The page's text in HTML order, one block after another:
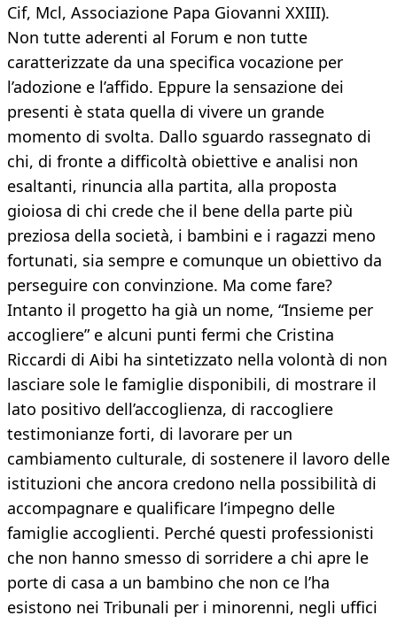
Cif, Mcl, Associazione Papa Giovanni XXIII).
Non tutte aderenti al Forum e non tutte
caratterizzate da una specifica vocazione per
l’adozione e l’affido. Eppure la sensazione dei
presenti è stata quella di vivere un grande
momento di svolta. Dallo sguardo rassegnato di
chi, di fronte a difficoltà obiettive e analisi non
esaltanti, rinuncia alla partita, alla proposta
gioiosa di chi crede che il bene della parte più
preziosa della società, i bambini e i ragazzi meno
fortunati, sia sempre e comunque un obiettivo da
perseguire con convinzione. Ma come fare?
Intanto il progetto ha già un nome, “Insieme per
accogliere” e alcuni punti fermi che Cristina
Riccardi di Aibi ha sintetizzato nella volontà di non
lasciare sole le famiglie disponibili, di mostrare il
lato positivo dell’accoglienza, di raccogliere
testimonianze forti, di lavorare per un
cambiamento culturale, di sostenere il lavoro delle
istituzioni che ancora credono nella possibilità di
accompagnare e qualificare l’impegno delle
famiglie accoglienti. Perché questi professionisti
che non hanno smesso di sorridere a chi apre le
porte di casa a un bambino che non ce l’ha
esistono nei Tribunali per i minorenni, negli uffici